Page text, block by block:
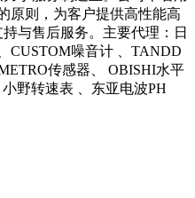
原则，为客户提供高性能高
与售后服务。主要代理：日
CUSTOM噪音计 、TANDD
传感器、 OBISHI水平
野转速表 、东亚电波PH